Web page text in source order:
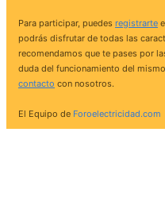
Para participar, puedes registrarte
podrás disfrutar de todas las
recomendamos que te pases por
duda del funcionamiento del
contacto con nosotros.
El Equipo de Foroelectricidad.com